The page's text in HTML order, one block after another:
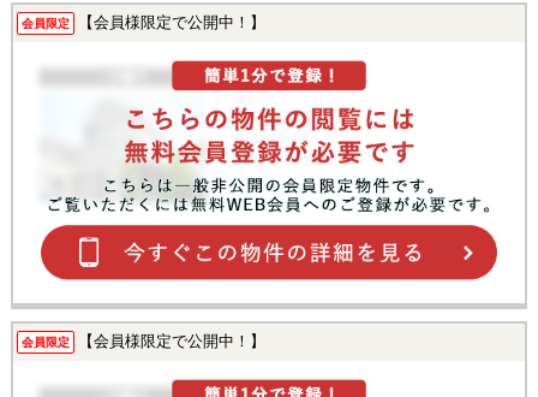
会員限定 【会員様限定で公開中！】
会員限定 【会員様限定で公開中！】